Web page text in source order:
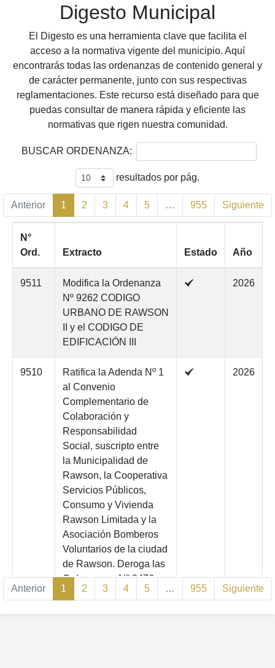
Digesto Municipal
El Digesto es una herramienta clave que facilita el
acceso a la normativa vigente del municipio. Aquí
encontrarás todas las ordenanzas de contenido general y
de carácter permanente, junto con sus respectivas
reglamentaciones. Este recurso está diseñado para que
puedas consultar de manera rápida y eficiente las
normativas que rigen nuestra comunidad.
BUSCAR ORDENANZA:
resultados por pág.
Anterior 1 2 3 4 5 … 955 Siguiente
N°
Ord.
Extracto Estado Año
9511
Modifica la Ordenanza
Nº 9262 CODIGO
URBANO DE RAWSON
II y el CODIGO DE
EDIFICACIÓN III
2026
9510
Ratifica la Adenda Nº 1
al Convenio
Complementario de
Colaboración y
Responsabilidad
Social, suscripto entre
la Municipalidad de
Rawson, la Cooperativa
Servicios Públicos,
Consumo y Vivienda
Rawson Limitada y la
Asociación Bomberos
Voluntarios de la ciudad
de Rawson. Deroga las
Ordenanzas Nº 3476,
6176, 7480, 8274 y
2026
Anterior 1 2 3 4 5 … 955 Siguiente